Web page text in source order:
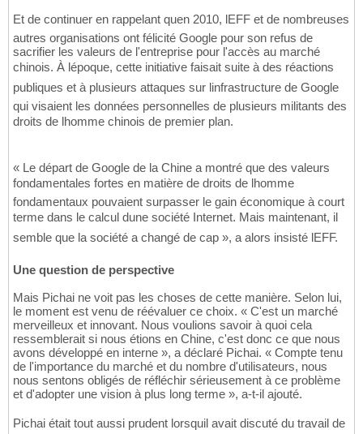
Et de continuer en rappelant quen 2010, lEFF et de nombreuses
autres organisations ont félicité Google pour son refus de
sacrifier les valeurs de l'entreprise pour l'accès au marché
chinois. À lépoque, cette initiative faisait suite à des réactions
publiques et à plusieurs attaques sur linfrastructure de Google
qui visaient les données personnelles de plusieurs militants des
droits de lhomme chinois de premier plan.
« Le départ de Google de la Chine a montré que des valeurs
fondamentales fortes en matière de droits de lhomme
fondamentaux pouvaient surpasser le gain économique à court
terme dans le calcul dune société Internet. Mais maintenant, il
semble que la société a changé de cap », a alors insisté lEFF.
Une question de perspective
Mais Pichai ne voit pas les choses de cette manière. Selon lui,
le moment est venu de réévaluer ce choix. « C'est un marché
merveilleux et innovant. Nous voulions savoir à quoi cela
ressemblerait si nous étions en Chine, c'est donc ce que nous
avons développé en interne », a déclaré Pichai. « Compte tenu
de l'importance du marché et du nombre d'utilisateurs, nous
nous sentons obligés de réfléchir sérieusement à ce problème
et d'adopter une vision à plus long terme », a-t-il ajouté.
Pichai était tout aussi prudent lorsquil avait discuté du travail de